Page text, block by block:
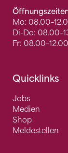
Mo:
Di-Do:
Fr:
Quicklinks
Jobs
Medien
Shop
Meldestellen